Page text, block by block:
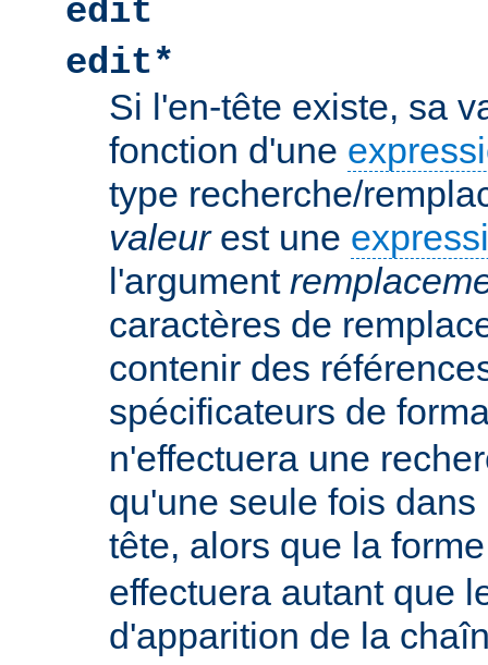
edit
edit*
Si l'en-tête existe, sa
fonction d'une
type recherche/
valeurest une
l'argument
caractères de
contenir des
spécificateurs de
n'effectuera une
qu'une seule fois
tête, alors que la
effectuera autant que
d'apparition de la